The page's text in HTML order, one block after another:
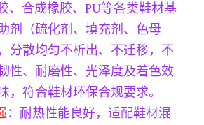
、合成橡胶、PU等各类鞋材基
剂（硫化剂、填充剂、色母
分散均匀不析出、不迁移，不
性、耐磨性、光泽度及着色效
，符合鞋材环保合规要求。
：耐热性能良好，适配鞋材混